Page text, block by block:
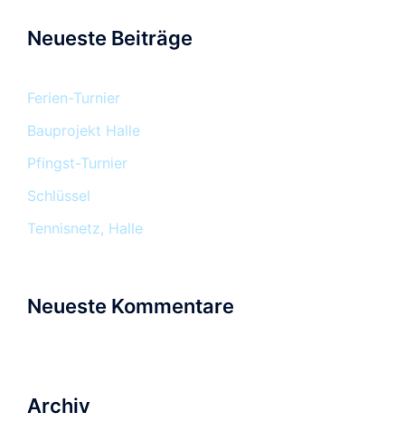
Neueste Beiträge
Ferien-Turnier
Bauprojekt Halle
Pfingst-Turnier
Schlüssel
Tennisnetz, Halle
Neueste Kommentare
Archiv